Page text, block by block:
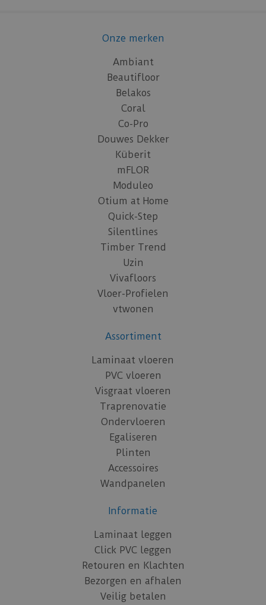
Onze merken
Ambiant
Beautifloor
Belakos
Coral
Co-Pro
Douwes Dekker
Küberit
mFLOR
Moduleo
Otium at Home
Quick-Step
Silentlines
Timber Trend
Uzin
Vivafloors
Vloer-Profielen
vtwonen
Assortiment
Laminaat vloeren
PVC vloeren
Visgraat vloeren
Traprenovatie
Ondervloeren
Egaliseren
Plinten
Accessoires
Wandpanelen
Informatie
Laminaat leggen
Click PVC leggen
Retouren en Klachten
Bezorgen en afhalen
Veilig betalen